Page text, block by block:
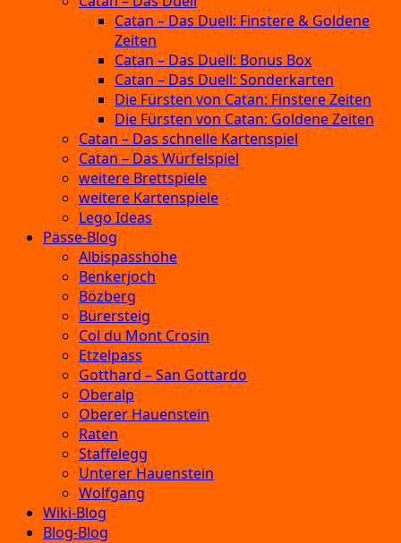
Catan – Das Duell: Finstere & Goldene
Zeiten
Catan – Das Duell: Bonus Box
Catan – Das Duell: Sonderkarten
Die Fürsten von Catan: Finstere Zeiten
Die Fürsten von Catan: Goldene Zeiten
Catan – Das schnelle Kartenspiel
Catan – Das Würfelspiel
weitere Brettspiele
weitere Kartenspiele
Lego Ideas
Pässe-Blog
Albispasshöhe
Benkerjoch
Bözberg
Bürersteig
Col du Mont Crosin
Etzelpass
Gotthard – San Gottardo
Oberalp
Oberer Hauenstein
Raten
Staffelegg
Unterer Hauenstein
Wolfgang
Wiki-Blog
Blog-Blog